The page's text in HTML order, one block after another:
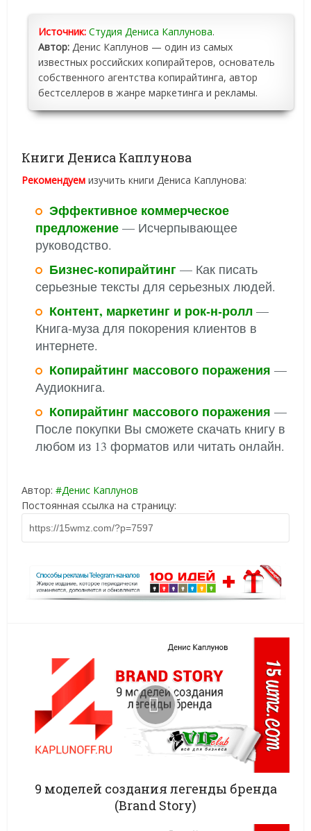
Источник: Студия Дениса Каплунова.
Автор: Денис Каплунов — один из самых
известных российских копирайтеров, основатель
собственного агентства копирайтинга, автор
бестселлеров в жанре маркетинга и рекламы.
Книги Дениса Каплунова
Рекомендуем изучить книги Дениса Каплунова:
Эффективное коммерческое
предложение — Исчерпывающее
руководство.
Бизнес-копирайтинг — Как писать
серьезные тексты для серьезных людей.
Контент, маркетинг и рок-н-ролл —
Книга-муза для покорения клиентов в
интернете.
Копирайтинг массового поражения —
Аудиокнига.
Копирайтинг массового поражения —
После покупки Вы сможете скачать книгу в
любом из 13 форматов или читать онлайн.
Автор: Денис Каплунов
Постоянная ссылка на страницу:
9 моделей создания легенды бренда
(Brand Story)